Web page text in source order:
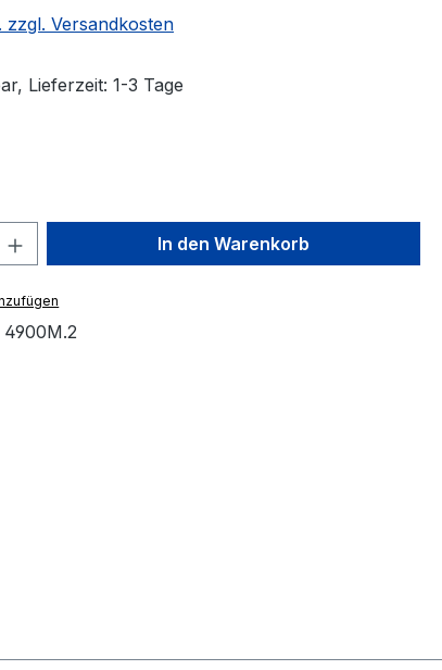
zzgl. Versandkosten
Lieferzeit: 1-3 Tage
Gib den gewünschten Wert
In den Warenkorb
4900M.2